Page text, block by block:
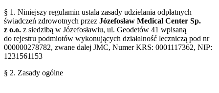
§ 1. Niniejszy regulamin ustala zasady udzielania odpłatnych
świadczeń zdrowotnych przez Józefosław Medical Center Sp.
z o.o. z siedzibą w Józefosławiu, ul. Geodetów 41 wpisaną
do rejestru podmiotów wykonujących działalność leczniczą pod nr
000000278782, zwane dalej JMC, Numer KRS: 0001117362, NIP:
1231561153
§ 2. Zasady ogólne